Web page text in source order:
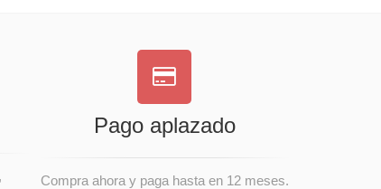
Pago aplazado
Compra ahora y paga hasta en 12 meses.